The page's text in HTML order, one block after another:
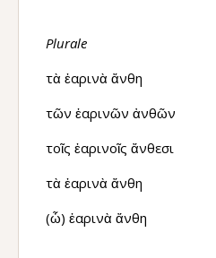
Plurale
τὰ ἐαρινὰ ἄνθη
τῶν ἐαρινῶν ἀνθῶν
τοῖς ἐαρινοῖς ἄνθεσι
τὰ ἐαρινὰ ἄνθη
(ὦ) ἐαρινὰ ἄνθη